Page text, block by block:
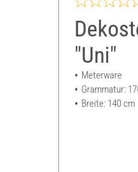
"Uni"
Meterware
Grammatur:
Breite: 140 cm